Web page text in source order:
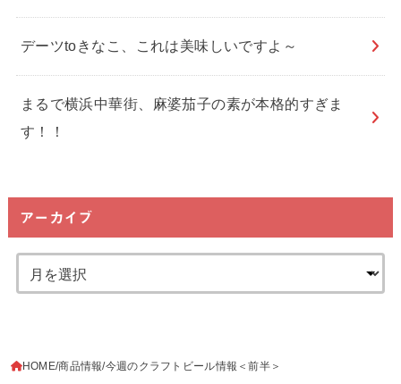
デーツtoきなこ、これは美味しいですよ～
まるで横浜中華街、麻婆茄子の素が本格的すぎま
す！！
アーカイブ
HOME 商品情報 今週のクラフトビール情報＜前半＞